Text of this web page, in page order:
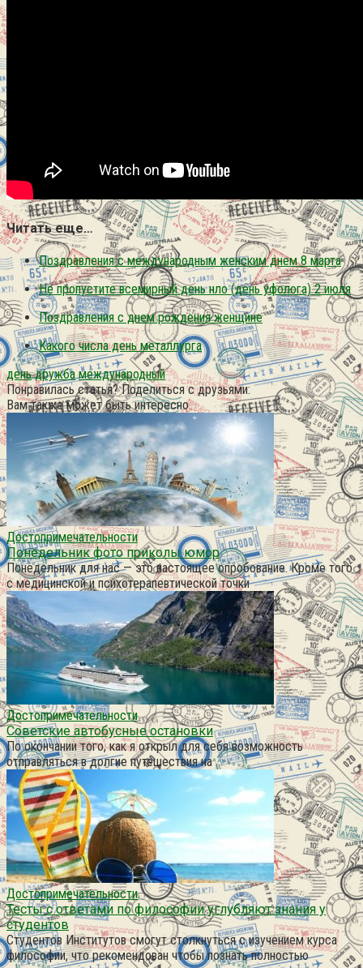
Читать еще…
Поздравления с международным женским днем 8 марта
Не пропустите всемирный день нло (день уфолога) 2 июля
Поздравления с днем рождения женщине
Какого числа день металлурга
день дружба международный
Понравилась статья? Поделиться с друзьями:
Вам также может быть интересно
Достопримечательности
Понедельник фото приколы юмор
Понедельник для нас — это настоящее опробование. Кроме того
с медицинской и психотерапевтической точки
Достопримечательности
Советские автобусные остановки
По окончании того, как я открыл для себя возможность
отправляться в долгие путешествия на
Достопримечательности
Тесты с ответами по философии углубляют знания у
студентов
Студентов Институтов смогут столкнуться с изучением курса
философии, что рекомендован чтобы познать полностью